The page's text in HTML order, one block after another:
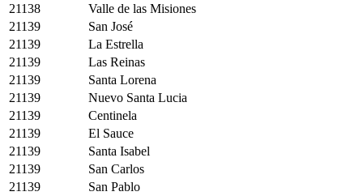
21138
Valle de las Misiones
21139
San José
21139
La Estrella
21139
Las Reinas
21139
Santa Lorena
21139
Nuevo Santa Lucia
21139
Centinela
21139
El Sauce
21139
Santa Isabel
21139
San Carlos
21139
San Pablo